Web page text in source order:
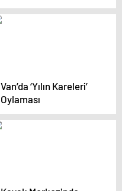
Taha Akgül’e Destek
Van’da ‘Yılın Kareleri’
Oylaması